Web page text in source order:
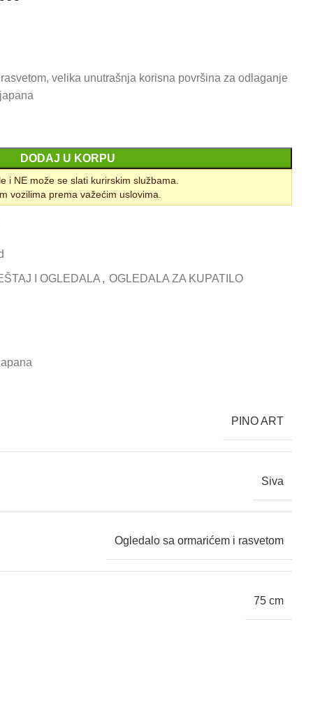
velika unutrašnja korisna površina za odlaganje
DODAJ U KORPU
i NE može se slati kurirskim službama.
vozilima prema važećim uslovima.
I OGLEDALA , OGLEDALA ZA KUPATILO
PINO ART
Siva
Ogledalo sa ormarićem i rasvetom
75 cm